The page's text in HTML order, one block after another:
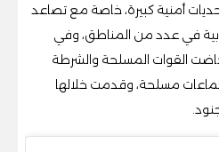
أمنية كبيرة، خاصة مع تصاعد
في عدد من المناطق، وفي
القوات المسلحة والشرطة
مسلحة، وقدمت خلالها